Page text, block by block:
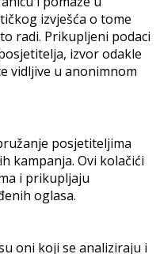
izvješća o tome
radi. Prikupljeni podaci
izvor odakle
vidljive u anonimnom
posjetiteljima
kampanja. Ovi kolačići
i prikupljaju
oglasa.
oni koji se analiziraju i